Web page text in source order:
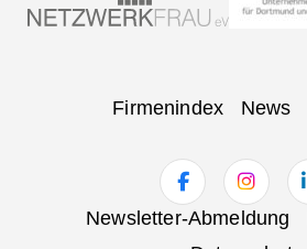
Firmenindex News
NavigationNewsletter-Abmeldung